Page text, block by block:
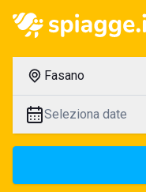
Fasano
Seleziona date